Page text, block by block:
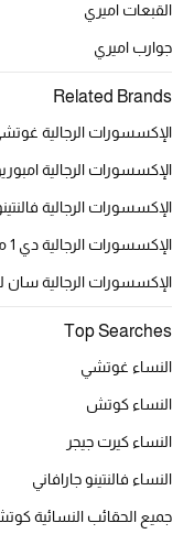
الأحذية الرجالية
أبرز المصممين
تسوقوا الأحذية
خصومات
جميع مستحضرات الجمال
القبعات اميري
جوارب اميري
Related Brands
الإكسسورات الرجالية
الإكسسورات الرجالية
الإكسسورات الرجالية
الإكسسورات الرجالية دي 1 ميلانو
الإكسسورات الرجالية سان
Top Searches
النساء غوتشي
النساء كوتش
النساء كيرت جيجر
النساء فالنتينو جارافاني
جميع الحقائب النسائية